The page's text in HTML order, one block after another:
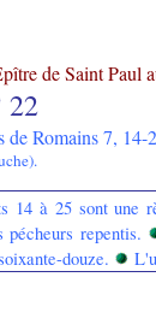
de Saint Paul
22
de Romains 7, 14-
14 à 25 sont une
repentis.
douze.